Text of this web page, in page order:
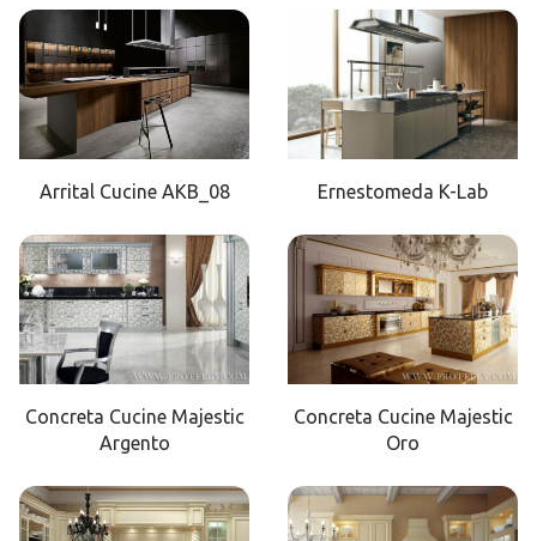
Arrital Cucine AKB_08 Ernestomeda K-Lab
Concreta Cucine Majestic
Argento
Concreta Cucine Majestic
Oro